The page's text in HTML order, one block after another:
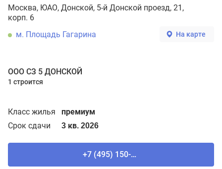
Москва ЮАО Донской 5-й Донской проезд, 21,
корп. 6
м. Площадь Гагарина
На карте
ООО СЗ 5 ДОНСКОЙ
1 строится
Класс жилья премиум
Срок сдачи 3 кв. 2026
+7 (495) 150-90-61